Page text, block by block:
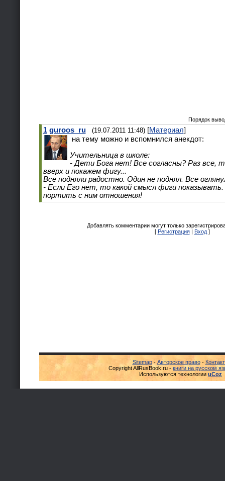
Порядок
1 guroos_ru (19.07.2011 11:48)[Материал]
на тему можно и вспомнился анекдот:
Учительница в школе:
- Дети Бога нет! Все согласны? Раз все,
вверх и покажем фигу...
Все подняли радостно. Один не поднял. Все
- Если Его нет, то какой смысл фиги
портить с ним отношения!
Добавлять комментарии могут только
[ Регистрация| Вход]
Sitemap- Авторское право-
Copyright AllRusBook.ru - книги на русском
Используются технологии uCoz